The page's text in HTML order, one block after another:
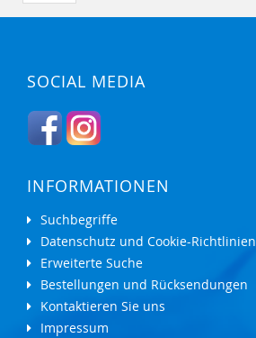
SOCIAL MEDIA
INFORMATIONEN
Suchbegriffe
Datenschutz und Cookie-Richtlinien
Erweiterte Suche
Bestellungen und Rücksendungen
Kontaktieren Sie uns
Impressum